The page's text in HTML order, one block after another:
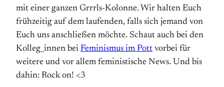
mit einer ganzen Grrrls-Kolonne. Wir halten Euch
frühzeitig auf dem laufenden, falls sich jemand von
Euch uns anschließen möchte. Schaut auch bei den
Kolleg_innen bei Feminismus im Pott vorbei für
weitere und vor allem feministische News. Und bis
dahin: Rock on! <3